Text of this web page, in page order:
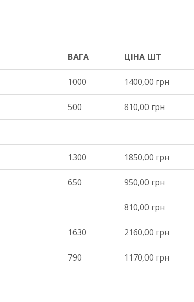
ВАГА
ЦІНА ШТ
ВАГА ЦІНА ШТ
1000 1400,00 грн
500 810,00 грн
1300 1850,00 грн
650 950,00 грн
810,00 грн
1630 2160,00 грн
790 1170,00 грн